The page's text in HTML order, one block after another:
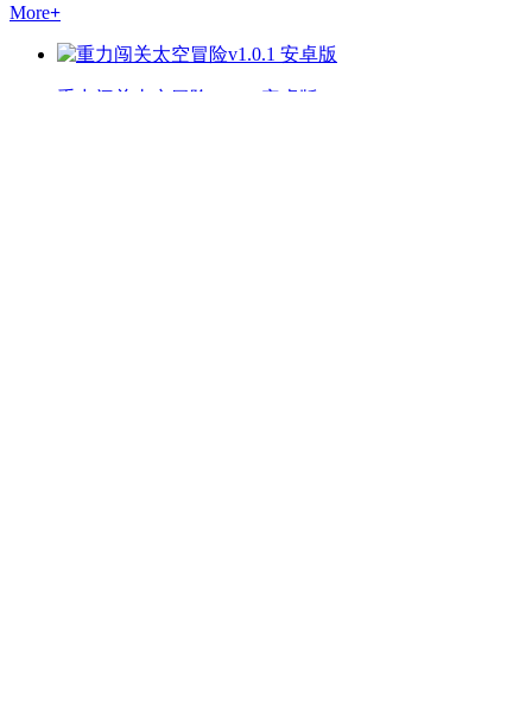
More+
重力闯关太空冒险v1.0.1 安卓版